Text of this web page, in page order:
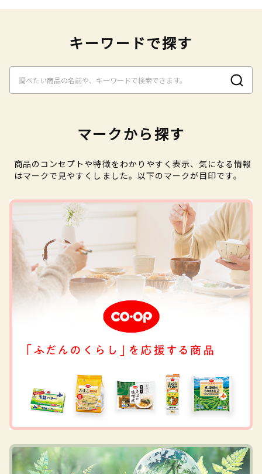
キーワードで探す
マークから探す
商品のコンセプトや特徴をわかりやすく表示、気になる情報
はマークで見やすくしました。以下のマークが目印です。